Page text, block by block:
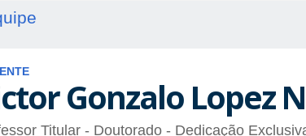
Gonzalo Lopez
Titular - Doutorado - Dedicação